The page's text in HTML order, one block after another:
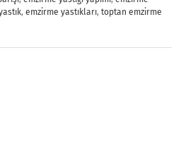
, emzirme yastıkları, toptan emzirme